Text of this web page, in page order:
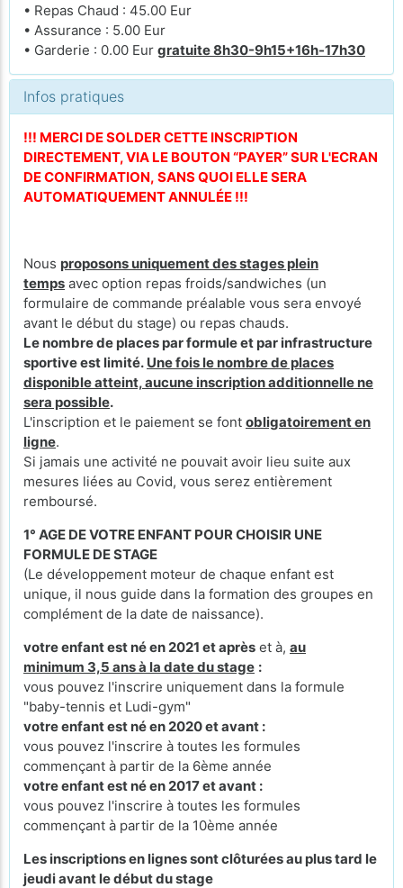
• Repas Chaud : 45.00 Eur
• Assurance : 5.00 Eur
• Garderie : 0.00 Eur gratuite 8h30-9h15+16h-17h30
Infos pratiques
!!! MERCI DE SOLDER CETTE INSCRIPTION
DIRECTEMENT, VIA LE BOUTON “PAYER” SUR L'ECRAN
DE CONFIRMATION, SANS QUOI ELLE SERA
AUTOMATIQUEMENT ANNULÉE !!!
Nous proposons uniquement des stages plein
temps avec option repas froids/sandwiches (un
formulaire de commande préalable vous sera envoyé
avant le début du stage) ou repas chauds.
Le nombre de places par formule et par infrastructure
sportive est limité. Une fois le nombre de places
disponible atteint, aucune inscription additionnelle ne
sera possible.
L'inscription et le paiement se font obligatoirement en
ligne.
Si jamais une activité ne pouvait avoir lieu suite aux
mesures liées au Covid, vous serez entièrement
remboursé.
1° AGE DE VOTRE ENFANT POUR CHOISIR UNE
FORMULE DE STAGE
(Le développement moteur de chaque enfant est
unique, il nous guide dans la formation des groupes en
complément de la date de naissance).
votre enfant est né en 2021 et après et à, au
minimum 3,5 ans à la date du stage :
vous pouvez l'inscrire uniquement dans la formule
"baby-tennis et Ludi-gym"
votre enfant est né en 2020 et avant :
vous pouvez l'inscrire à toutes les formules
commençant à partir de la 6ème année
votre enfant est né en 2017 et avant :
vous pouvez l'inscrire à toutes les formules
commençant à partir de la 10ème année
Les inscriptions en lignes sont clôturées au plus tard le
jeudi avant le début du stage